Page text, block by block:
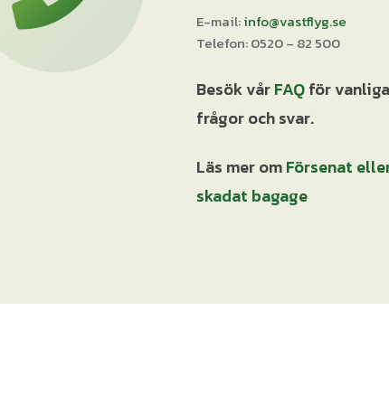
E-mail:info@vastflyg.se
Telefon: 0520 – 82 500
Besök vårFAQför
frågor och svar.
Läs mer omFörsenat
skadat bagage